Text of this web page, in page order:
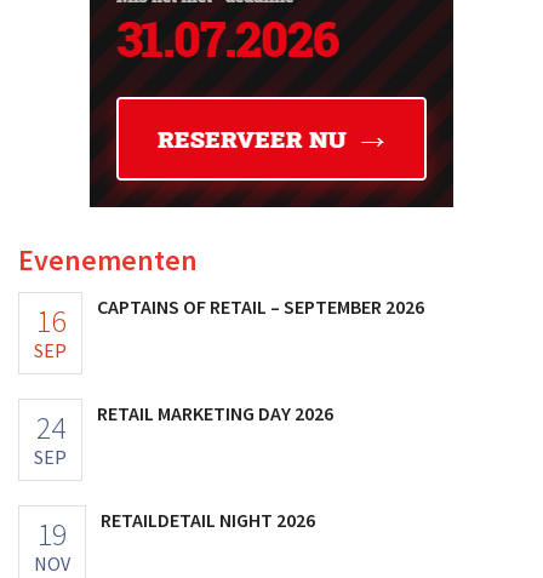
Evenementen
16
SEP
CAPTAINS OF RETAIL – SEPTEMBER 2026
24
SEP
RETAIL MARKETING DAY 2026
19
NOV
RETAILDETAIL NIGHT 2026